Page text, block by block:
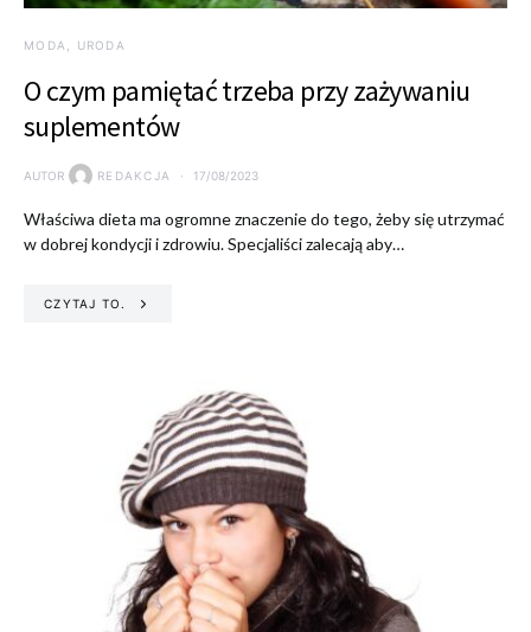
MODA, URODA
O czym pamiętać trzeba przy zażywaniu
suplementów
AUTOR REDAKCJA 17/08/2023
Właściwa dieta ma ogromne znaczenie do tego, żeby się utrzymać
w dobrej kondycji i zdrowiu. Specjaliści zalecają aby…
CZYTAJ TO.